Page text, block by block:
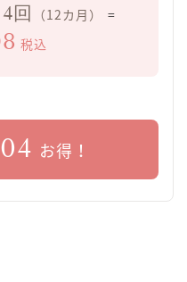
4回 （12カ月） =
税込
お得！